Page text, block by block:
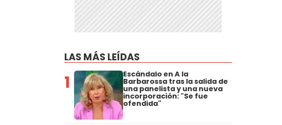
LAS MÁS LEÍDAS
1 Escándalo en A la
Barbarossa tras la salida de
una panelista y una nueva
incorporación: "Se fue
ofendida"